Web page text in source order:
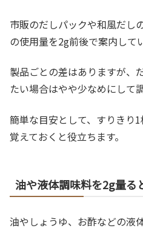
市販のだしパックや和風だし
の使用量を2g前後で案内して
製品ごとの差はありますが、
たい場合はやや少なめにして
簡単な目安として、すりきり
覚えておくと役立ちます。
油や液体調味料を2g量る
油やしょうゆ、お酢などの液